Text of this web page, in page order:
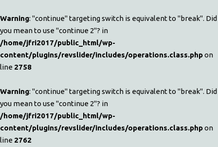
Warning: "continue" targeting switch is equivalent to "break". Did
you mean to use "continue 2"? in
/home/jfri2017/public_html/wp-
content/plugins/revslider/includes/operations.class.phpon
line 2758
Warning: "continue" targeting switch is equivalent to "break". Did
you mean to use "continue 2"? in
/home/jfri2017/public_html/wp-
content/plugins/revslider/includes/operations.class.phpon
line 2762